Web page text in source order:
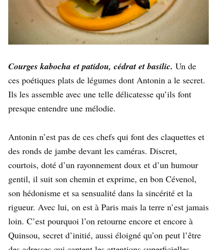
Courges kabocha et patidou, cédrat et basilic. Un de
ces poétiques plats de légumes dont Antonin a le secret.
Ils les assemble avec une telle délicatesse qu’ils font
presque entendre une mélodie.
Antonin n’est pas de ces chefs qui font des claquettes et
des ronds de jambe devant les caméras. Discret,
courtois, doté d’un rayonnement doux et d’un humour
gentil, il suit son chemin et exprime, en bon Cévenol,
son hédonisme et sa sensualité dans la sincérité et la
rigueur. Avec lui, on est à Paris mais la terre n’est jamais
loin. C’est pourquoi l’on retourne encore et encore à
Quinsou, secret d’initié, aussi éloigné qu’on peut l’être